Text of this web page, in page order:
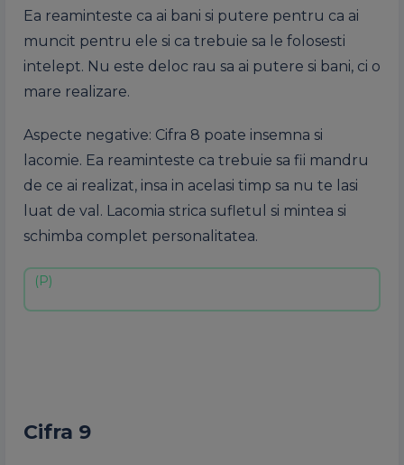
Ea reaminteste ca ai bani si putere pentru ca ai
muncit pentru ele si ca trebuie sa le folosesti
intelept. Nu este deloc rau sa ai putere si bani, ci o
mare realizare.
Aspecte negative: Cifra 8 poate insemna si
lacomie. Ea reaminteste ca trebuie sa fii mandru
de ce ai realizat, insa in acelasi timp sa nu te lasi
luat de val. Lacomia strica sufletul si mintea si
schimba complet personalitatea.
Cifra 9